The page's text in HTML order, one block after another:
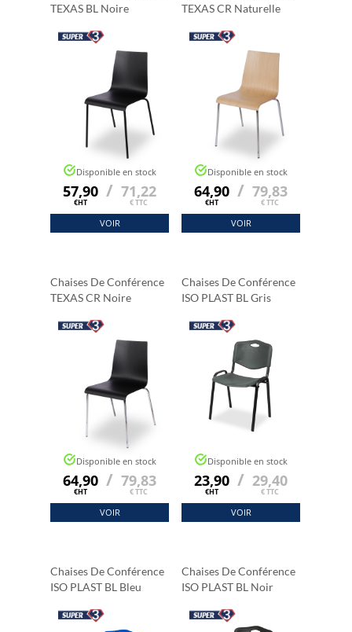
TEXAS BL Noire
Disponible en stock
57,90
€HT
/ 71,22
€ TTC
VOIR
TEXAS CR Naturelle
Disponible en stock
64,90
€HT
/ 79,83
€ TTC
VOIR
Chaises De Conférence
TEXAS CR Noire
Disponible en stock
64,90
€HT
/ 79,83
€ TTC
VOIR
Chaises De Conférence
ISO PLAST BL Gris
Disponible en stock
23,90
€HT
/ 29,40
€ TTC
VOIR
Chaises De Conférence
ISO PLAST BL Bleu
Chaises De Conférence
ISO PLAST BL Noir